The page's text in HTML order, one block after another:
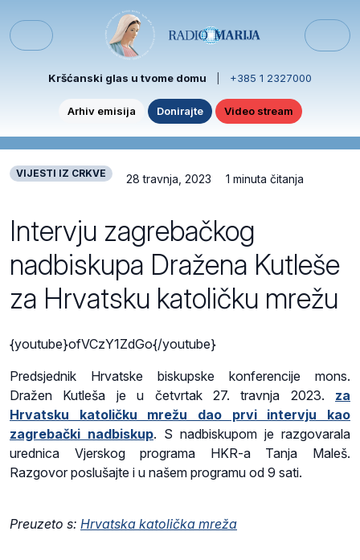
Menu
Kršćanski glas u tvome domu +385 1 2327000
Arhiv emisija Donirajte Video stream
VIJESTI IZ CRKVE 28 travnja, 2023 1 minuta čitanja
Intervju zagrebačkog
nadbiskupa Dražena Kutleše
za Hrvatsku katoličku mrežu
{youtube}ofVCzY1ZdGo{/youtube}
Predsjednik Hrvatske biskupske konferencije mons.
Dražen Kutleša je u četvrtak 27. travnja 2023. za
Hrvatsku katoličku mrežu dao prvi intervju kao
zagrebački nadbiskup. S nadbiskupom je razgovarala
urednica Vjerskog programa HKR-a Tanja Maleš.
Razgovor poslušajte i u našem programu od 9 sati.
Preuzeto s: Hrvatska katolička mreža